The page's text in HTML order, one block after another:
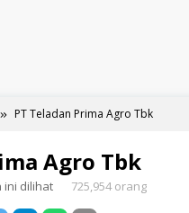
PT Teladan Prima Agro Tbk
Agro Tbk
ini dilihat 725,954 orang